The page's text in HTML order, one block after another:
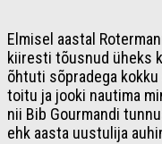
Elmisel aastal
kiiresti tõusnud üheks
õhtuti sõpradega
toitu ja jooki nautima
nii Bib Gourmandi
ehk aasta uustulija